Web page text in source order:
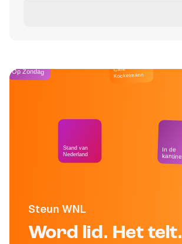
Steun WNL
Word lid. Het telt.
Op Zondag
Stand van
Nederland
Café
Kockelmann
In de
kantine